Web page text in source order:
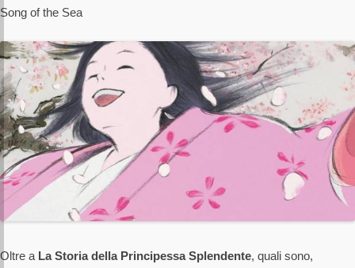
Song of the Sea
Oltre a La Storia della Principessa Splendente, quali sono,